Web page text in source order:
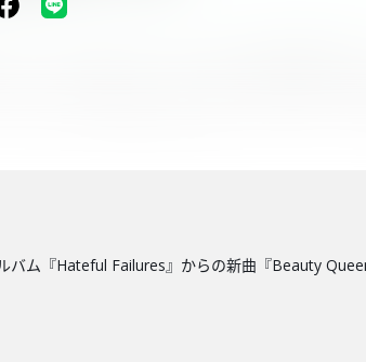
ム『Hateful Failures』からの新曲『Beauty